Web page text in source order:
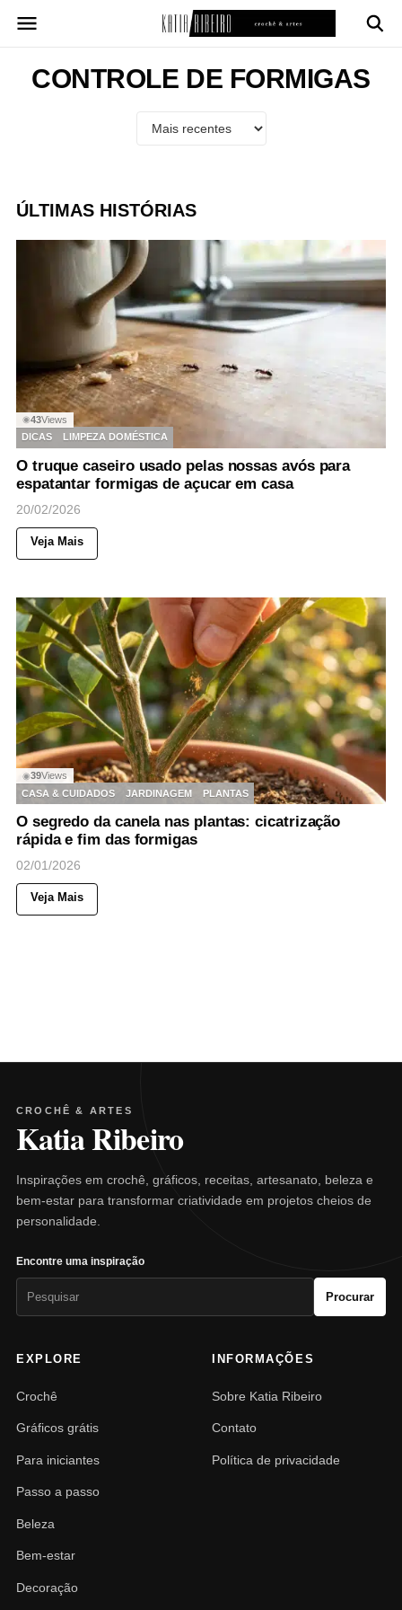
para
conteúdoCONTROLE DE FORMIGAS
ÚLTIMAS HISTÓRIAS
◉43Views
DICAS
LIMPEZA DOMÉSTICA
O truque caseiro usado pelas nossas avós para
espatantar formigas de açucar em casa
20/02/2026
Veja Mais
◉39Views
CASA & CUIDADOS
JARDINAGEM PLANTAS
O segredo da canela nas plantas: cicatrização
rápida e fim das formigas
02/01/2026
Veja Mais
CROCHÊ & ARTES
Katia Ribeiro
Inspirações em crochê, gráficos, receitas, artesanato, beleza e
bem-estar para transformar criatividade em projetos cheios de
personalidade.
Encontre uma inspiração
Procurar
EXPLORE
Crochê
Gráficos grátis
Para iniciantes
Passo a passo
Beleza
Bem-estar
Decoração
INFORMAÇÕES
Sobre Katia Ribeiro
Contato
Política de privacidade